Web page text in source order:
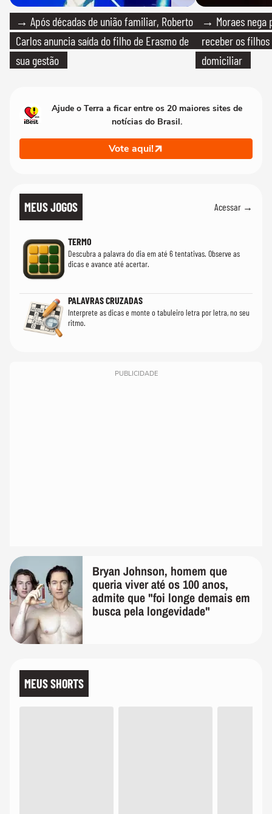
→ Após décadas de união familiar, Roberto
Carlos anuncia saída do filho de Erasmo de
sua gestão
→ Moraes nega
receber os filhos
domiciliar
Ajude o Terra a ficar entre os 20 maiores sites de
notícias do Brasil.
Vote aqui!
MEUS JOGOS Acessar →
TERMO
Descubra a palavra do dia em até 6 tentativas. Observe as
dicas e avance até acertar.
PALAVRAS CRUZADAS
Interprete as dicas e monte o tabuleiro letra por letra, no seu
ritmo.
PUBLICIDADE
Bryan Johnson, homem que
queria viver até os 100 anos,
admite que "foi longe demais em
busca pela longevidade"
MEUS SHORTS